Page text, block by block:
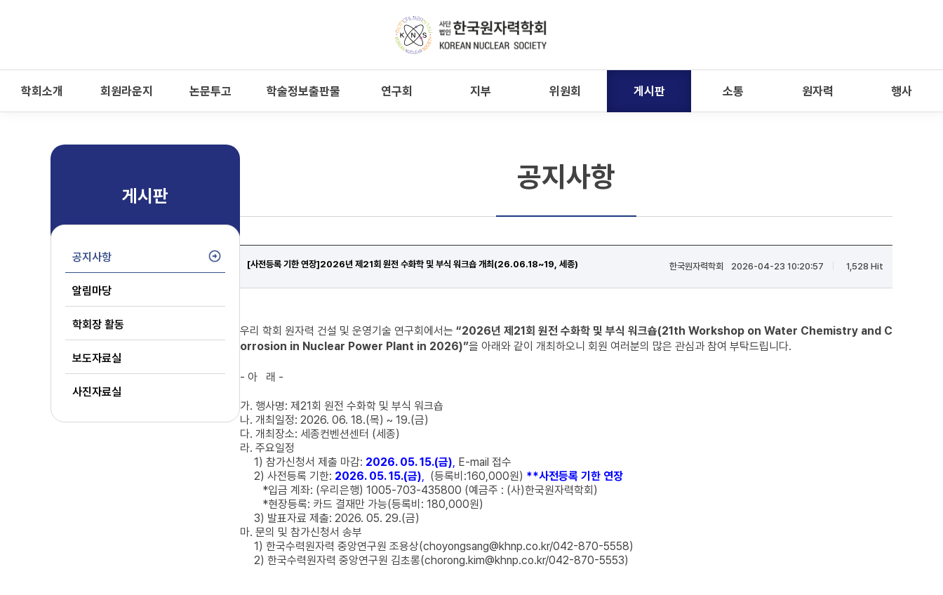
학회소개 회원라운지 논문투고 학술정보출판물 연구회 지부 위원회 게시판 소통 원자력 행사
게시판
공지사항
알림마당
학회장 활동
보도자료실
사진자료실
공지사항
[사전등록 기한 연장]2026년 제21회 원전 수화학 및 부식 워크숍 개최(26.06.18~19, 세종) 한국원자력학회| 2026-04-23 10:20:57 1,528 Hit
우리 학회 원자력 건설 및 운영기술 연구회에서는 “2026년 제21회 원전 수화학 및 부식 워크숍(21th Workshop on Water Chemistry and C
orrosion in Nuclear Power Plant in 2026)”을 아래와 같이 개최하오니 회원 여러분의 많은 관심과 참여 부탁드립니다.
- 아 래 -
가. 행사명: 제21회 원전 수화학 및 부식 워크숍
나. 개최일정: 2026. 06. 18.(목) ~ 19.(금)
다. 개최장소: 세종컨벤션센터 (세종)
라. 주요일정
1) 참가신청서 제출 마감: 2026. 05. 15.(금), E-mail 접수
2) 사전등록 기한: 2026. 05. 15.(금), (등록비:160,000원) **사전등록 기한 연장
*입금 계좌: (우리은행) 1005-703-435800 (예금주 : (사)한국원자력학회)
*현장등록: 카드 결재만 가능(등록비: 180,000원)
3) 발표자료 제출: 2026. 05. 29.(금)
마. 문의 및 참가신청서 송부
1) 한국수력원자력 중앙연구원 조용상(choyongsang@khnp.co.kr/042-870-5558)
2) 한국수력원자력 중앙연구원 김초롱(chorong.kim@khnp.co.kr/042-870-5553)